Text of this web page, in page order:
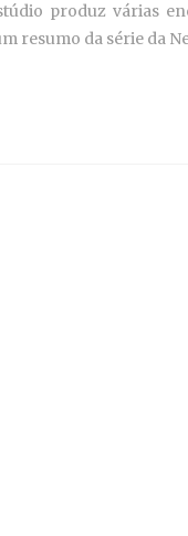
produz várias
resumo da série da